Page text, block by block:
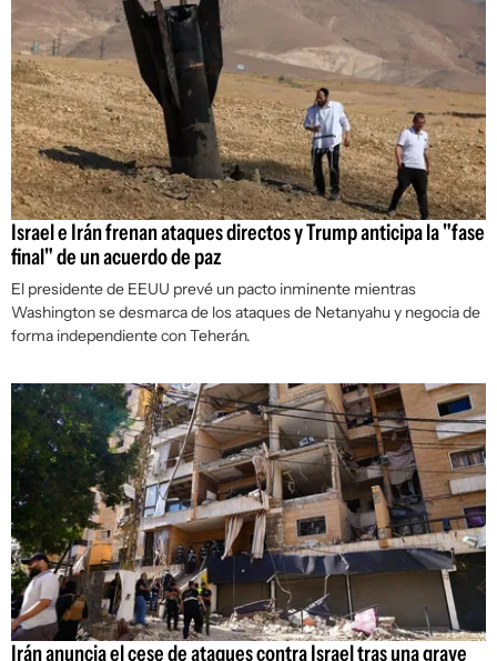
Israel e Irán frenan ataques directos y Trump anticipa la "fase
final" de un acuerdo de paz
El presidente de EEUU prevé un pacto inminente mientras
Washington se desmarca de los ataques de Netanyahu y negocia de
forma independiente con Teherán.
Irán anuncia el cese de ataques contra Israel tras una grave